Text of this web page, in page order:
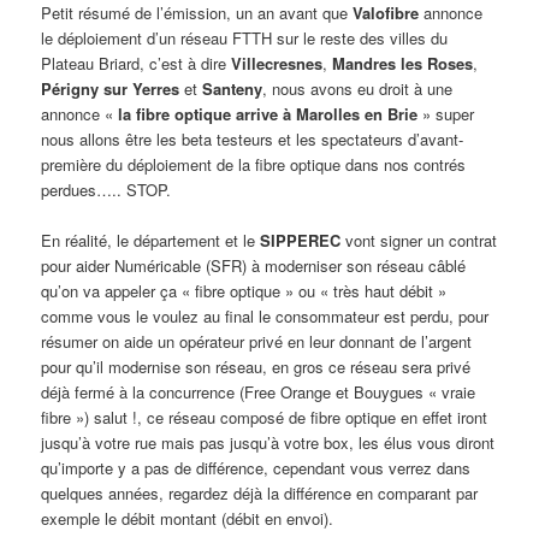
Petit résumé de l’émission, un an avant queValofibre annonce
le déploiement d’un réseau FTTH sur le reste des villes du
Plateau Briard, c’est à direVillecresnes,Mandres les Roses,
Périgny sur Yerres etSanteny, nous avons eu droit à une
annonce «la fibre optique arrive à Marolles en Brie » super
nous allons être les beta testeurs et les spectateurs d’avant-
première du déploiement de la fibre optique dans nos contrés
perdues….. STOP.
En réalité, le département et leSIPPEREC vont signer un contrat
pour aider Numéricable (SFR) à moderniser son réseau câblé
qu’on va appeler ça « fibre optique » ou « très haut débit »
comme vous le voulez au final le consommateur est perdu, pour
résumer on aide un opérateur privé en leur donnant de l’argent
pour qu’il modernise son réseau, en gros ce réseau sera privé
déjà fermé à la concurrence (Free Orange et Bouygues « vraie
fibre ») salut !, ce réseau composé de fibre optique en effet iront
jusqu’à votre rue mais pas jusqu’à votre box, les élus vous diront
qu’importe y a pas de différence, cependant vous verrez dans
quelques années, regardez déjà la différence en comparant par
exemple le débit montant (débit en envoi).